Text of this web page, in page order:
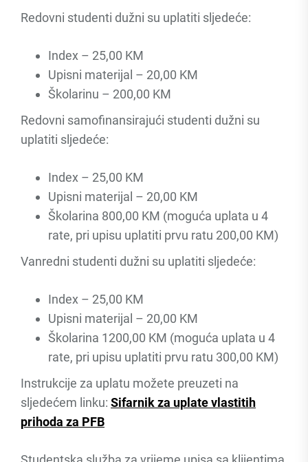
Redovni studenti dužni su uplatiti sljedeće:
Index – 25,00 KM
Upisni materijal – 20,00 KM
Školarinu – 200,00 KM
Redovni samofinansirajući studenti dužni su
uplatiti sljedeće:
Index – 25,00 KM
Upisni materijal – 20,00 KM
Školarina 800,00 KM (moguća uplata u 4
rate, pri upisu uplatiti prvu ratu 200,00 KM)
Vanredni studenti dužni su uplatiti sljedeće:
Index – 25,00 KM
Upisni materijal – 20,00 KM
Školarina 1200,00 KM (moguća uplata u 4
rate, pri upisu uplatiti prvu ratu 300,00 KM)
Instrukcije za uplatu možete preuzeti na
sljedećem linku: Sifarnik za uplate vlastitih
prihoda za PFB